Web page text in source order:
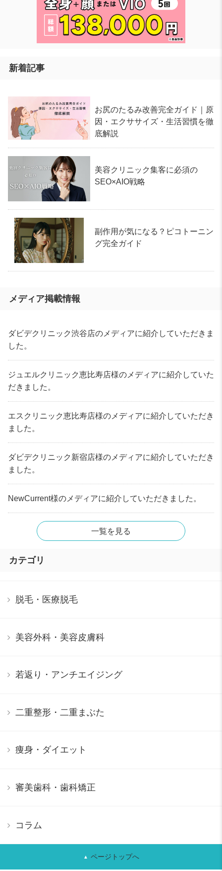
新着記事
お尻のたるみ改善完全ガイド｜原
因・エクササイズ・生活習慣を徹
底解説
美容クリニック集客に必須の
SEO×AIO戦略
副作用が気になる？ピコトーニン
グ完全ガイド
メディア掲載情報
ダビデクリニック渋谷店のメディアに紹介していただきま
した。
ジュエルクリニック恵比寿店様のメディアに紹介していた
だきました。
エスクリニック恵比寿店様のメディアに紹介していただき
ました。
ダビデクリニック新宿店様のメディアに紹介していただき
ました。
NewCurrent様のメディアに紹介していただきました。
一覧を見る
カテゴリ
脱毛・医療脱毛
美容外科・美容皮膚科
若返り・アンチエイジング
二重整形・二重まぶた
痩身・ダイエット
審美歯科・歯科矯正
コラム
ページトップへ